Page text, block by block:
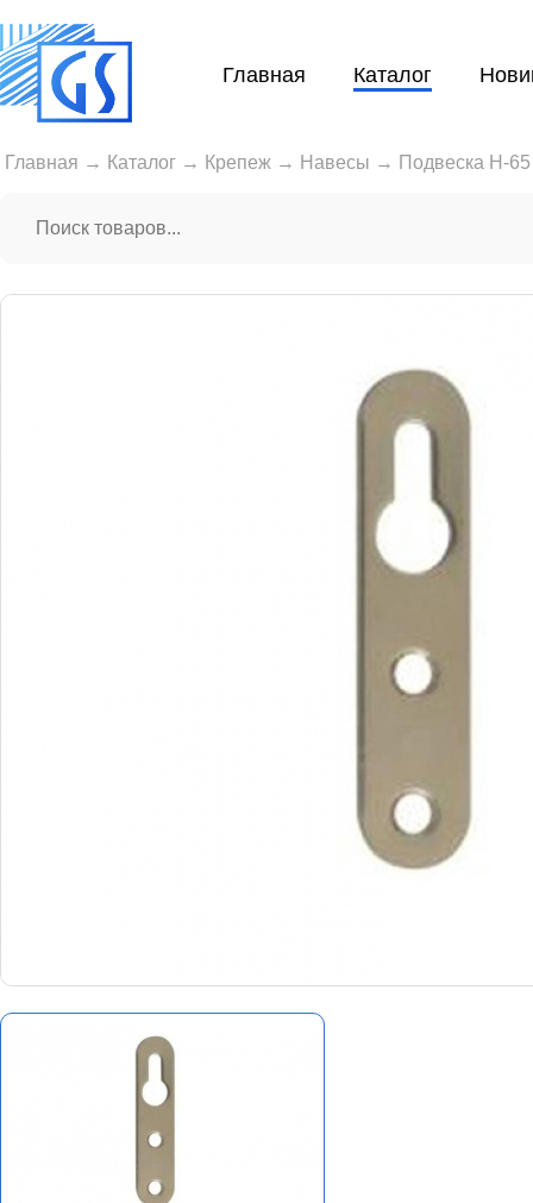
Главная Каталог
Главная → Каталог → Крепеж → Навесы → Подвеска Н-